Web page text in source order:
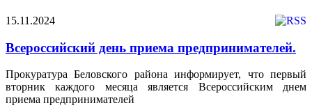
15.11.2024
Всероссийский день приема предпринимателей.
Прокуратура Беловского района информирует, что первый
вторник каждого месяца является Всероссийским днем
приема предпринимателей